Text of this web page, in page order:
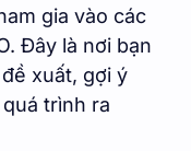
gia vào các
Đây là nơi bạn
xuất, gợi ý
trình ra